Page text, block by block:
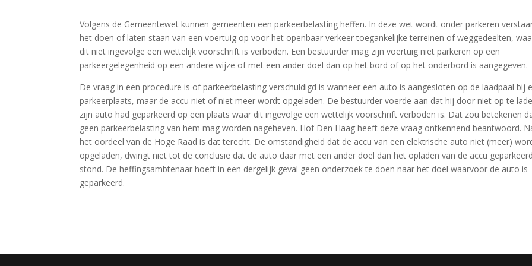
Volgens de Gemeentewet kunnen gemeenten een parkeerbelasting heffen. In deze wet wordt onder parkeren
het doen of laten staan van een voertuig op voor het openbaar verkeer toegankelijke terreinen of weggedeelten,
dit niet ingevolge een wettelijk voorschrift is verboden. Een bestuurder mag zijn voertuig niet parkeren op een
parkeergelegenheid op een andere wijze of met een ander doel dan op het bord of op het onderbord is aangegeven.
De vraag in een procedure is of parkeerbelasting verschuldigd is wanneer een auto is aangesloten op de laadpaal bij
parkeerplaats, maar de accu niet of niet meer wordt opgeladen. De bestuurder voerde aan dat hij door niet op te
zijn auto had geparkeerd op een plaats waar dit ingevolge een wettelijk voorschrift verboden is. Dat zou betekenen
geen parkeerbelasting van hem mag worden nageheven. Hof Den Haag heeft deze vraag ontkennend beantwoord.
het oordeel van de Hoge Raad is dat terecht. De omstandigheid dat de accu van een elektrische auto niet (meer)
opgeladen, dwingt niet tot de conclusie dat de auto daar met een ander doel dan het opladen van de accu geparkeerd
stond. De heffingsambtenaar hoeft in een dergelijk geval geen onderzoek te doen naar het doel waarvoor de auto is
geparkeerd.